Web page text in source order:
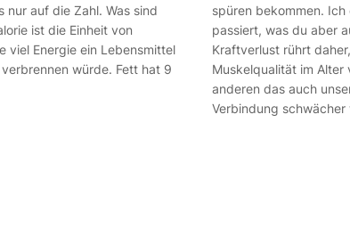
nur auf die Zahl. Was sind
ist die Einheit von
viel Energie ein Lebensmittel
würde. Fett hat 9
spüren bekommen.
passiert, was du aber
Kraftverlust rührt
Muskelqualität im
anderen das auch
Verbindung